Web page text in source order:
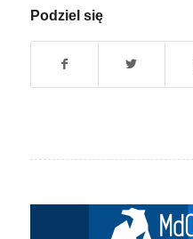
Podziel się